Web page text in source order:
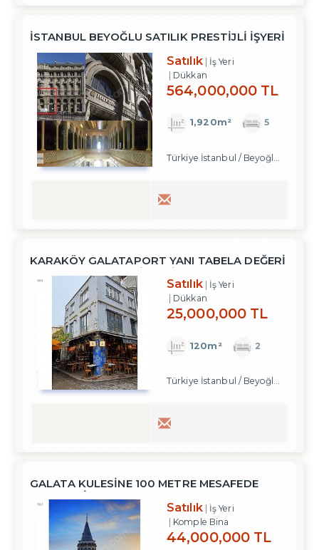
İSTANBUL BEYOĞLU SATILIK PRESTIJLI İŞYERI
Satılık
İş Yeri
Dükkan
564,000,000 TL
1,920m² 5
KARAKÖY GALATAPORT YANI TABELA DEĞERİ
YÜKSEK 1. VE 2.KAT İŞYERİ
Satılık
İş Yeri
Dükkan
25,000,000 TL
120m² 2
Türkiye İstanbul / Beyoğlu/
GALATA KULESİNE 100 METRE MESAFEDE
SATILIK BİNA
Satılık
İş Yeri
Komple Bina
44,000,000 TL